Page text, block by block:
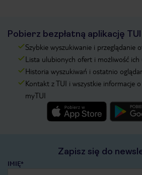
Pobierz bezpłatną aplikację TUI
Szybkie wyszukiwanie i przeglądanie
Lista ulubionych ofert i możliwość ich
Historia wyszukiwań i ostatnio
Kontakt z TUI i wszystkie informacje
myTUI
Zapisz się do
IMIĘ*